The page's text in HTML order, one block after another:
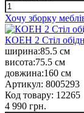
Хочу зборку
КОЕН 2 Стіл
ширина:85.5 см
висота:75.5 см
довжина:160 см
Артикул: 8005293
Код товару: 12265
4 990 грн.